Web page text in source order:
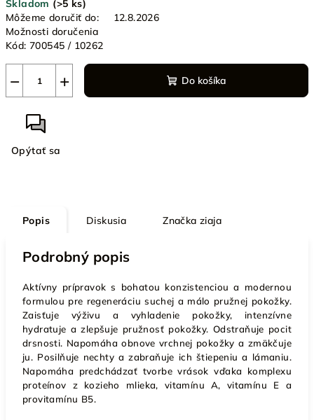
cena:
Skladom (>5 ks)
Môžeme doručiť do:
12.8.2026
Možnosti doručenia
Kód: 700545 / 10262
+
− Do košíka
Opýtať sa
Popis Diskusia Značka ziaja
Podrobný popis
Aktívny prípravok s bohatou konzistenciou a modernou
formulou pre regeneráciu suchej a málo pružnej pokožky.
Zaisťuje výživu a vyhladenie pokožky, intenzívne
hydratuje a zlepšuje pružnosť pokožky. Odstraňuje pocit
drsnosti. Napomáha obnove vrchnej pokožky a zmäkčuje
ju. Posilňuje nechty a zabraňuje ich štiepeniu a lámaniu.
Napomáha predchádzať tvorbe vrások vďaka komplexu
proteínov z kozieho mlieka, vitamínu A, vitamínu E a
provitamínu B5.